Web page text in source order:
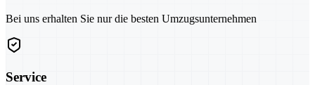
Bei uns erhalten Sie nur die besten Umzugsunternehmen
Service